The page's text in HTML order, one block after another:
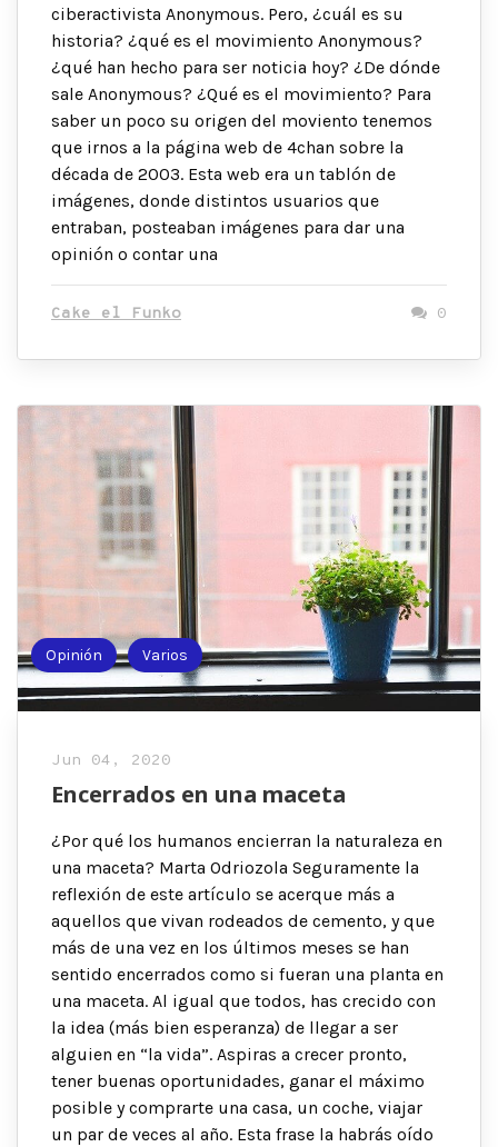
ciberactivista Anonymous. Pero, ¿cuál es su
historia? ¿qué es el movimiento Anonymous?
¿qué han hecho para ser noticia hoy? ¿De dónde
sale Anonymous? ¿Qué es el movimiento? Para
saber un poco su origen del moviento tenemos
que irnos a la página web de 4chan sobre la
década de 2003. Esta web era un tablón de
imágenes, donde distintos usuarios que
entraban, posteaban imágenes para dar una
opinión o contar una
Cake el Funko 0
Opinión Varios
Jun 04, 2020
Encerrados en una maceta
¿Por qué los humanos encierran la naturaleza en
una maceta? Marta Odriozola Seguramente la
reflexión de este artículo se acerque más a
aquellos que vivan rodeados de cemento, y que
más de una vez en los últimos meses se han
sentido encerrados como si fueran una planta en
una maceta. Al igual que todos, has crecido con
la idea (más bien esperanza) de llegar a ser
alguien en “la vida”. Aspiras a crecer pronto,
tener buenas oportunidades, ganar el máximo
posible y comprarte una casa, un coche, viajar
un par de veces al año. Esta frase la habrás oído